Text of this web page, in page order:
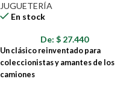
JUGUETERÍA
En stock
De: $ 27.440
Un clásico reinventado para
coleccionistas y amantes de los
camiones